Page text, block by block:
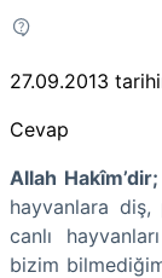
27.09.2013
Cevap
Allah
hayvanlara diş,
canlı
bizim